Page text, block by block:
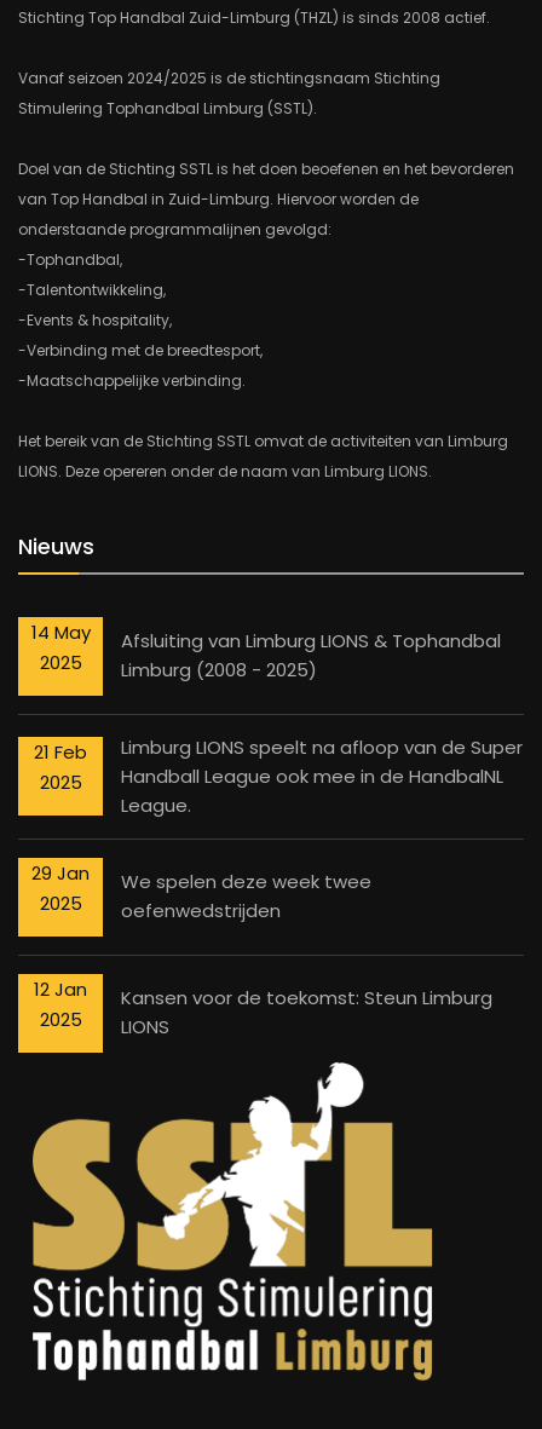
Stichting Top Handbal Zuid-Limburg (THZL) is sinds 2008 actief.
Vanaf seizoen 2024/2025 is de stichtingsnaam Stichting
Stimulering Tophandbal Limburg (SSTL).
Doel van de Stichting SSTL is het doen beoefenen en het bevorderen
van Top Handbal in Zuid-Limburg. Hiervoor worden de
onderstaande programmalijnen gevolgd:
-Tophandbal,
-Talentontwikkeling,
-Events & hospitality,
-Verbinding met de breedtesport,
-Maatschappelijke verbinding.
Het bereik van de Stichting SSTL omvat de activiteiten van Limburg
LIONS. Deze opereren onder de naam van Limburg LIONS.
Nieuws
14 May
2025
Afsluiting van Limburg LIONS & Tophandbal
Limburg (2008 - 2025)
21 Feb
2025
Limburg LIONS speelt na afloop van de Super
Handball League ook mee in de HandbalNL
League.
29 Jan
2025
We spelen deze week twee
oefenwedstrijden
12 Jan
2025
Kansen voor de toekomst: Steun Limburg
LIONS